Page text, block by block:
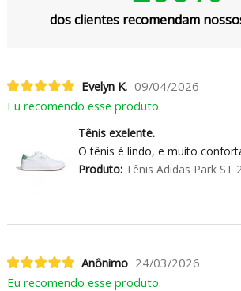
dos clientes recomendam
Evelyn K. 09/04/2026
Eu recomendo esse produto.
Tênis exelente.
O tênis é lindo, e muito
Produto:Tênis Adidas Park ST
Anônimo 24/03/2026
Eu recomendo esse produto.